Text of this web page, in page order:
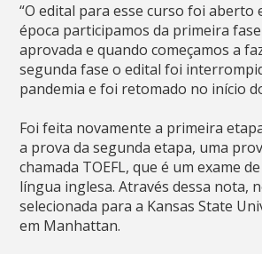
“O edital para esse curso foi aberto
época participamos da primeira
aprovada e quando começamos a
segunda fase o edital foi
pandemia e foi retomado no início
Foi feita novamente a primeira
a prova da segunda etapa, uma
chamada TOEFL, que é um exame
língua inglesa. Através dessa nota,
selecionada para a Kansas State
em Manhattan.